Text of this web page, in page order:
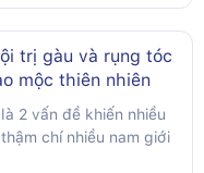
trị gàu và rụng tóc
mộc thiên nhiên
2 vấn đề khiến nhiều
chí nhiều nam giới